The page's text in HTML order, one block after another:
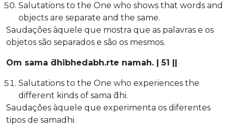
Salutations to the One who shows that words and
objects are separate and the same.
Saudações àquele que mostra que as palavras e os
objetos são separados e são os mesmos.
Om sama ̄dhibhedabh.rte namah. | 51 ||
Salutations to the One who experiences the
different kinds of sama ̄dhi.
Saudações àquele que experimenta os diferentes
tipos de samadhi.